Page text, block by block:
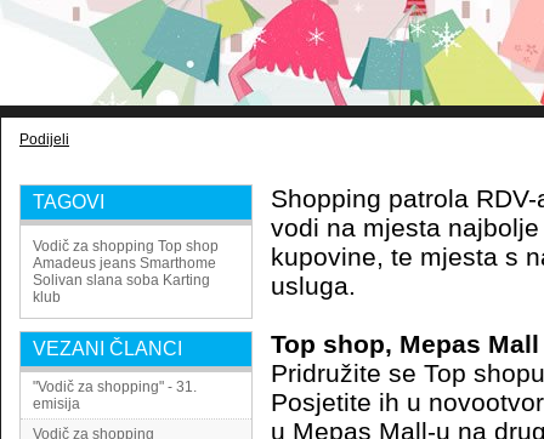
Podijeli
TAGOVI
Vodič za shopping Top shop
Amadeus jeans Smarthome
Solivan slana soba Karting
klub
VEZANI ČLANCI
"Vodič za shopping" - 31.
emisija
Vodič za shopping
Shopping patrola
vodi na mjesta
kupovine, te mjesta s
usluga.
Top shop, Mepas Mall
Pridružite se Top
Posjetite ih u
u Mepas Mall-u na